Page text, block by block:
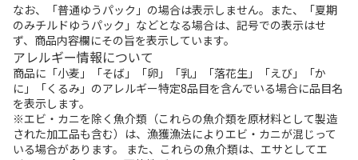
なお、「普通ゆうパック」の場合は表示しません。また、「夏期
のみチルドゆうパック」などとなる場合は、記号での表示はせ
ず、商品内容欄にその旨を表示しています。
アレルギー情報について
商品に「小麦」「そば」「卵」「乳」「落花生」「えび」「か
に」「くるみ」のアレルギー特定8品目を含んでいる場合に品目名
を表示します。
※エビ・カニを除く魚介類（これらの魚介類を原材料として製造
された加工品も含む）は、漁獲漁法によりエビ・カニが混じって
いる場合があります。 また、これらの魚介類は、エサとしてエ